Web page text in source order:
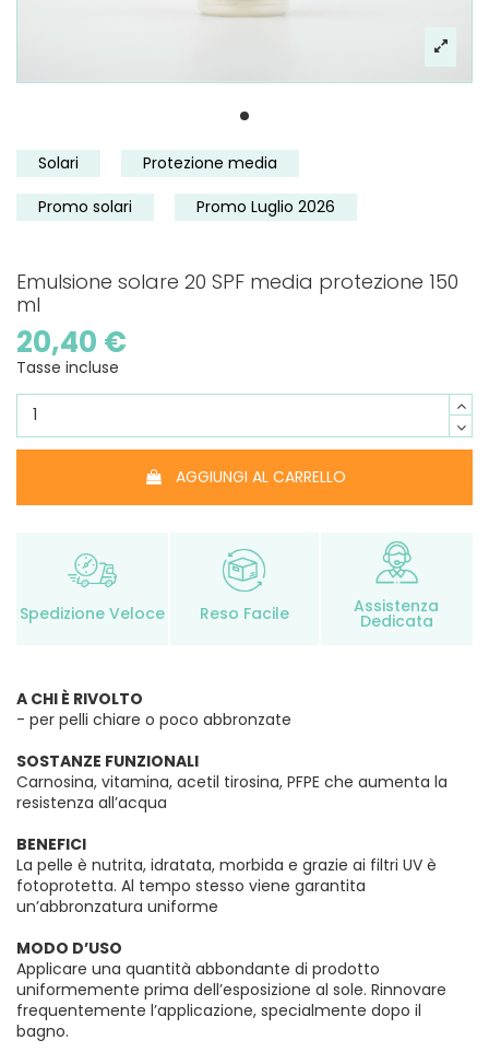
Solari
Protezione media
Promo solari
Promo Luglio 2026
Emulsione solare 20 SPF media protezione 150
ml
20,40 €
Tasse incluse
AGGIUNGI AL CARRELLO
Spedizione Veloce Reso Facile Assistenza
Dedicata
A CHI È RIVOLTO
- per pelli chiare o poco abbronzate
SOSTANZE FUNZIONALI
Carnosina, vitamina, acetil tirosina, PFPE che aumenta la
resistenza all’acqua
BENEFICI
La pelle è nutrita, idratata, morbida e grazie ai filtri UV è
fotoprotetta. Al tempo stesso viene garantita
un’abbronzatura uniforme
MODO D’USO
Applicare una quantità abbondante di prodotto
uniformemente prima dell’esposizione al sole. Rinnovare
frequentemente l’applicazione, specialmente dopo il
bagno.